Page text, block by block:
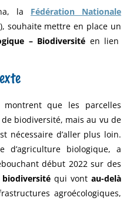
la Fédération Nationale
souhaite mettre en place un
– Biodiversité en lien
montrent que les parcelles
biodiversité, mais au vu de
nécessaire d’aller plus loin.
d’agriculture biologique, a
début 2022 sur des
biodiversitéqui vontau-delà
agroécologiques,